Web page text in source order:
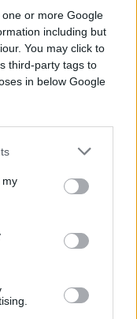
or more Google
including but
You may click to
third-party tags to
in below Google
my
hiljade ljudi je
#napadi